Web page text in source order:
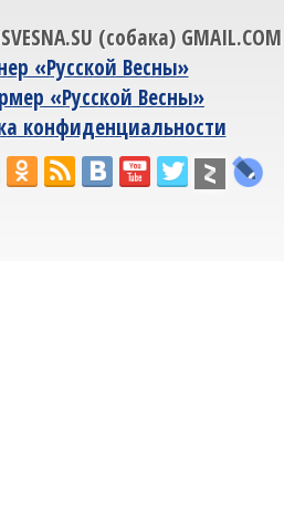
(собака) GMAIL.COM
«Русской Весны»
«Русской Весны»
конфиденциальности